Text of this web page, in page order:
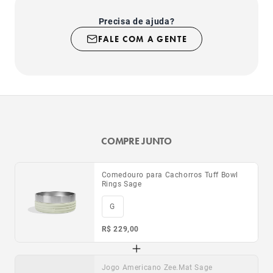
Precisa de ajuda?
FALE COM A GENTE
COMPRE JUNTO
Comedouro para Cachorros Tuff Bowl
Rings Sage
G
R$ 229,00
Jogo Americano Zee.Mat Sage